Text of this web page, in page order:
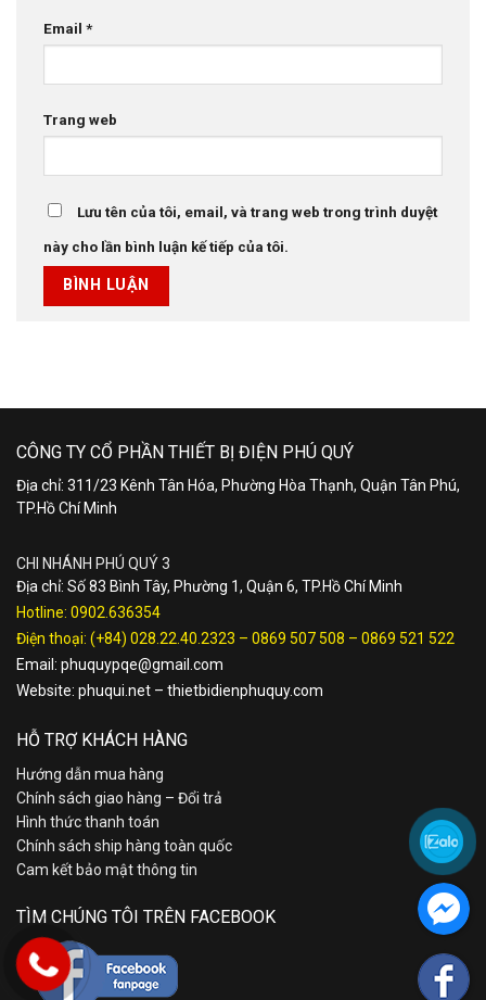
Email *
Trang web
Lưu tên của tôi, email, và trang web trong trình duyệt
này cho lần bình luận kế tiếp của tôi.
CÔNG TY CỔ PHẦN THIẾT BỊ ĐIỆN PHÚ QUÝ
Địa chỉ: 311/23 Kênh Tân Hóa, Phường Hòa Thạnh, Quận Tân Phú,
TP.Hồ Chí Minh
CHI NHÁNH PHÚ QUÝ 3
Địa chỉ: Số 83 Bình Tây, Phường 1, Quận 6, TP.Hồ Chí Minh
Hotline: 0902.636354
Điện thoại: (+84) 028.22.40.2323 – 0869 507 508 – 0869 521 522
Email: phuquypqe@gmail.com
Website: phuqui.net – thietbidienphuquy.com
HỖ TRỢ KHÁCH HÀNG
Hướng dẫn mua hàng
Chính sách giao hàng – Đổi trả
Hình thức thanh toán
Chính sách ship hàng toàn quốc
Cam kết bảo mật thông tin
TÌM CHÚNG TÔI TRÊN FACEBOOK